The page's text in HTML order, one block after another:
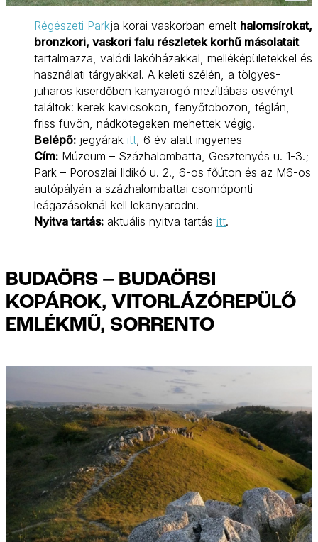
Régészeti Parkja korai vaskorban emelt halomsírokat,
bronzkori, vaskori falu részletek korhű másolatait
tartalmazza, valódi lakóházakkal, melléképületekkel és
használati tárgyakkal. A keleti szélén, a tölgyes-
juharos kiserdőben kanyarogó mezítlábas ösvényt
találtok: kerek kavicsokon, fenyőtobozon, téglán,
friss füvön, nádkötegeken mehettek végig.
Belépő: jegyárak itt, 6 év alatt ingyenes
Cím: Múzeum – Százhalombatta, Gesztenyés u. 1-3.;
Park – Poroszlai Ildikó u. 2., 6-os főúton és az M6-os
autópályán a százhalombattai csomóponti
leágazásoknál kell lekanyarodni.
Nyitva tartás: aktuális nyitva tartás itt.
BUDAÖRS – BUDAÖRSI
KOPÁROK, VITORLÁZÓREPÜLŐ
EMLÉKMŰ, SORRENTO